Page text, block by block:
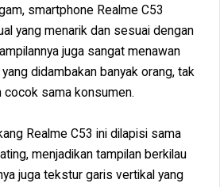
smartphone Realme C53
yang menarik dan sesuai dengan
juga sangat menawan
yang didambakan banyak orang, tak
cocok sama konsumen.
Realme C53 ini dilapisi sama
menjadikan tampilan berkilau
juga tekstur garis vertikal yang